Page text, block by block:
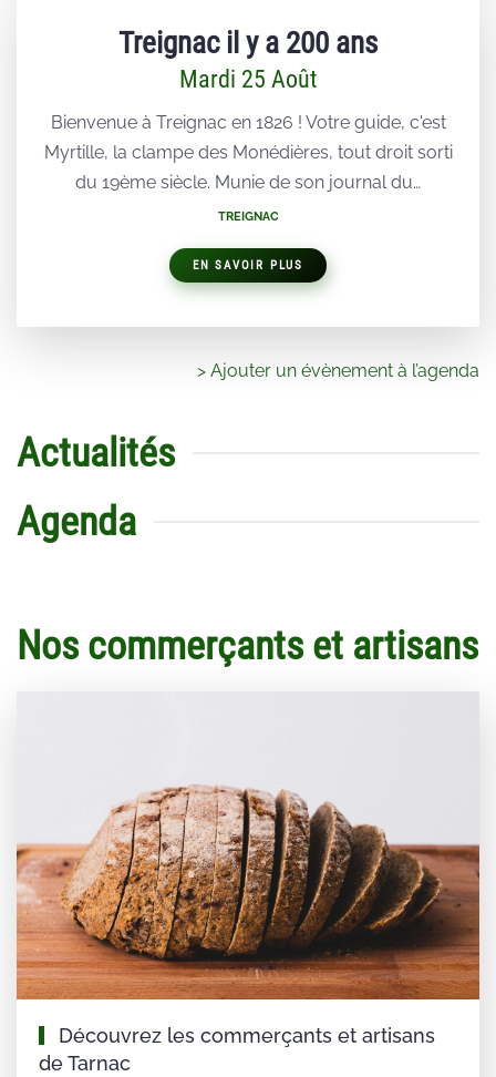
Treignac il y a 200 ans
Mardi 25 Août
Bienvenue à Treignac en 1826 ! Votre guide, c'est
Myrtille, la clampe des Monédières, tout droit sorti
du 19ème siècle. Munie de son journal du…
TREIGNAC
EN SAVOIR PLUS
> Ajouter un évènement à l’agenda
Actualités
Agenda
Nos commerçants et artisans
Découvrez les commerçants et artisans
de Tarnac